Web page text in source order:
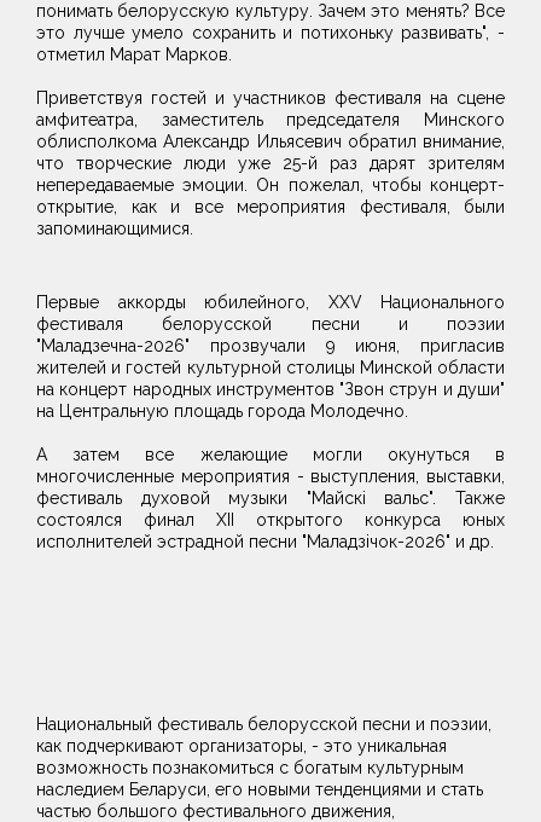
понимать белорусскую культуру. Зачем это менять? Все
это лучше умело сохранить и потихоньку развивать", -
отметил Марат Марков.
Приветствуя гостей и участников фестиваля на сцене
амфитеатра, заместитель председателя Минского
облисполкома Александр Ильясевич обратил внимание,
что творческие люди уже 25-й раз дарят зрителям
непередаваемые эмоции. Он пожелал, чтобы концерт-
открытие, как и все мероприятия фестиваля, были
запоминающимися.
Первые аккорды юбилейного, XXV Национального
фестиваля белорусской песни и поэзии
"Маладзечна-2026" прозвучали 9 июня, пригласив
жителей и гостей культурной столицы Минской области
на концерт народных инструментов "Звон струн и души"
на Центральную площадь города Молодечно.
А затем все желающие могли окунуться в
многочисленные мероприятия - выступления, выставки,
фестиваль духовой музыки "Майскі вальс". Также
состоялся финал XII открытого конкурса юных
исполнителей эстрадной песни "Маладзічок-2026" и др.
Национальный фестиваль белорусской песни и поэзии,
как подчеркивают организаторы, - это уникальная
возможность познакомиться с богатым культурным
наследием Беларуси, его новыми тенденциями и стать
частью большого фестивального движения,